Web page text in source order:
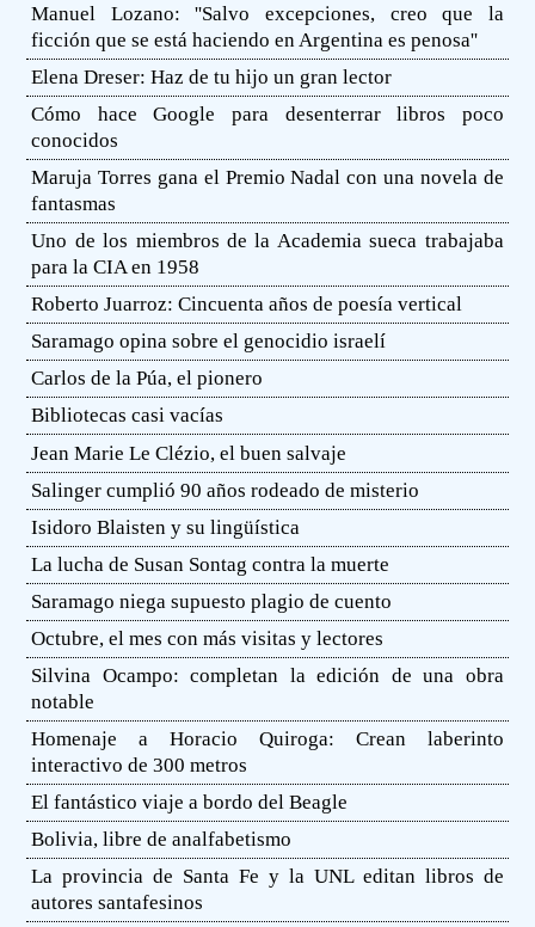
Manuel Lozano: ''Salvo excepciones, creo que la
ficción que se está haciendo en Argentina es penosa''
Elena Dreser: Haz de tu hijo un gran lector
Cómo hace Google para desenterrar libros poco
conocidos
Maruja Torres gana el Premio Nadal con una novela de
fantasmas
Uno de los miembros de la Academia sueca trabajaba
para la CIA en 1958
Roberto Juarroz: Cincuenta años de poesía vertical
Saramago opina sobre el genocidio israelí
Carlos de la Púa, el pionero
Bibliotecas casi vacías
Jean Marie Le Clézio, el buen salvaje
Salinger cumplió 90 años rodeado de misterio
Isidoro Blaisten y su lingüística
La lucha de Susan Sontag contra la muerte
Saramago niega supuesto plagio de cuento
Octubre, el mes con más visitas y lectores
Silvina Ocampo: completan la edición de una obra
notable
Homenaje a Horacio Quiroga: Crean laberinto
interactivo de 300 metros
El fantástico viaje a bordo del Beagle
Bolivia, libre de analfabetismo
La provincia de Santa Fe y la UNL editan libros de
autores santafesinos